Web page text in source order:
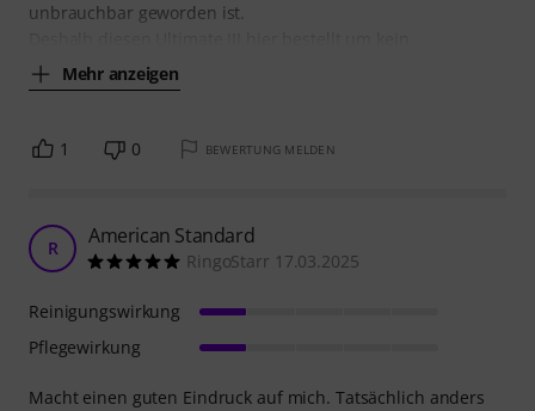
unbrauchbar geworden ist.
Mehr anzeigen
1 0 BEWERTUNG MELDEN
R American Standard
RingoStarr 17.03.2025
Macht einen guten Eindruck auf mich. Tatsächlich anders
Reinigungswirkung
Pflegewirkung